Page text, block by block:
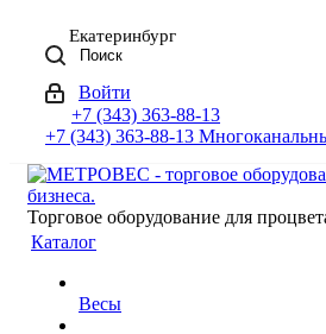
Екатеринбург
Поиск
Войти
+7 (343) 363-88-13
+7 (343) 363-88-13
Торговое оборудование для
Каталог
Весы